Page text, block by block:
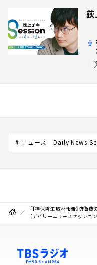
荻
# ニュース＝Daily News
「【神保哲生 取材報告】防衛
（デイリーニュースセッション